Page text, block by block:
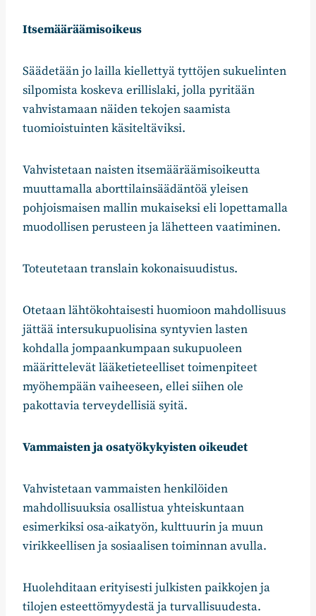
Itsemääräämisoikeus
Säädetään jo lailla kiellettyä tyttöjen sukuelinten
silpomista koskeva erillislaki, jolla pyritään
vahvistamaan näiden tekojen saamista
tuomioistuinten käsiteltäviksi.
Vahvistetaan naisten itsemääräämisoikeutta
muuttamalla aborttilainsäädäntöä yleisen
pohjoismaisen mallin mukaiseksi eli lopettamalla
muodollisen perusteen ja lähetteen vaatiminen.
Toteutetaan translain kokonaisuudistus.
Otetaan lähtökohtaisesti huomioon mahdollisuus
jättää intersukupuolisina syntyvien lasten
kohdalla jompaankumpaan sukupuoleen
määrittelevät lääketieteelliset toimenpiteet
myöhempään vaiheeseen, ellei siihen ole
pakottavia terveydellisiä syitä.
Vammaisten ja osatyökykyisten oikeudet
Vahvistetaan vammaisten henkilöiden
mahdollisuuksia osallistua yhteiskuntaan
esimerkiksi osa-aikatyön, kulttuurin ja muun
virikkeellisen ja sosiaalisen toiminnan avulla.
Huolehditaan erityisesti julkisten paikkojen ja
tilojen esteettömyydestä ja turvallisuudesta.